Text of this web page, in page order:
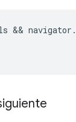
&& navigator .